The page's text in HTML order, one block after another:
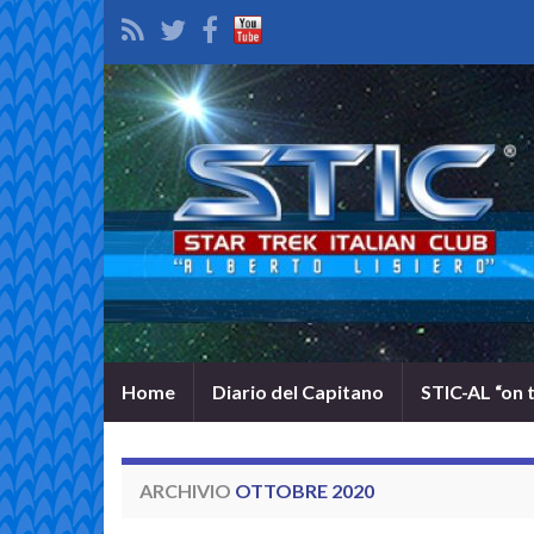
Home Diario del Capitano STIC-AL “on
ARCHIVIO OTTOBRE 2020